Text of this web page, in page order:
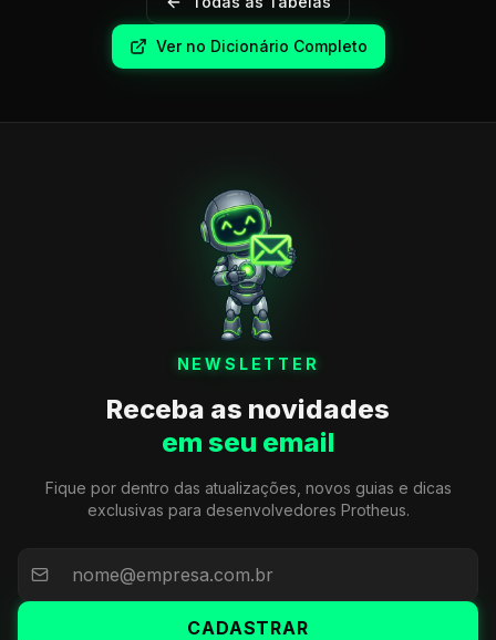
Ver no Dicionário Completo
NEWSLETTER
Receba as novidades
em seu email
Fique por dentro das atualizações, novos guias e dicas
exclusivas para desenvolvedores Protheus.
CADASTRAR